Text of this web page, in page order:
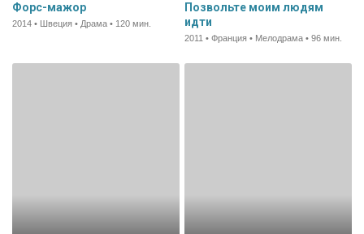
Форс-мажор
2014 • Швеция • Драма • 120 мин.
Позвольте моим людям
идти
2011 • Франция • Мелодрама • 96 мин.